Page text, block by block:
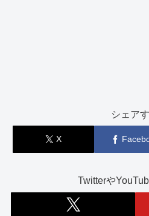
シェア
X
Twitterや